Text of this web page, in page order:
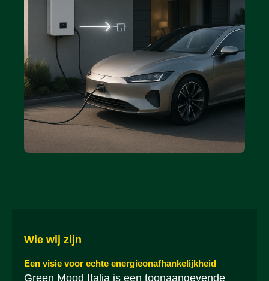
Wie wij zijn
Een visie voor echte energieonafhankelijkheid
Green Mood Italia is een toonaangevende